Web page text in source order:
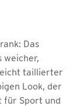
Das
weicher,
taillierter
Look, der
für Sport und